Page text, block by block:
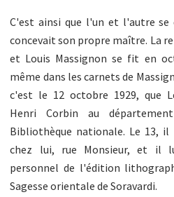
C'est ainsi que l'un et l'autre se
concevait son propre maître. La
et Louis Massignon se fit en
même dans les carnets de
c'est le 12 octobre 1929, que
Henri Corbin au
Bibliothèque nationale. Le 13,
chez lui, rue Monsieur, et il
personnel de l'édition
Sagesse orientale de Soravardi.